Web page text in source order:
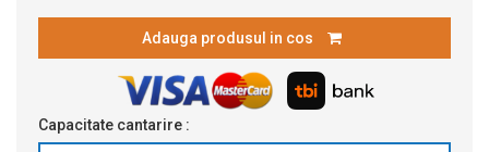
Adauga produsul in cos
Capacitate cantarire :